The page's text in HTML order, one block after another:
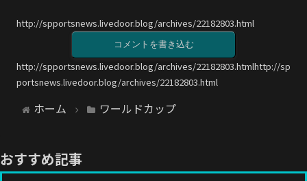
http://spportsnews.livedoor.blog/archives/22182803.html
コメントを書き込む
http://spportsnews.livedoor.blog/archives/22182803.htmlhttp://sp
portsnews.livedoor.blog/archives/22182803.html
ホーム ワールドカップ
おすすめ記事